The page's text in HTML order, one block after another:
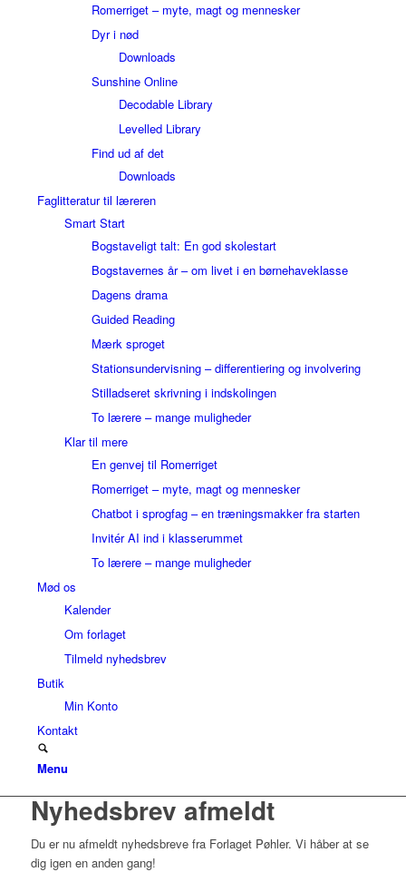
Romerriget – myte, magt og mennesker
Dyr i nød
Downloads
Sunshine Online
Decodable Library
Levelled Library
Find ud af det
Downloads
Faglitteratur til læreren
Smart Start
Bogstaveligt talt: En god skolestart
Bogstavernes år – om livet i en børnehaveklasse
Dagens drama
Guided Reading
Mærk sproget
Stationsundervisning – differentiering og involvering
Stilladseret skrivning i indskolingen
To lærere – mange muligheder
Klar til mere
En genvej til Romerriget
Romerriget – myte, magt og mennesker
Chatbot i sprogfag – en træningsmakker fra starten
Invitér AI ind i klasserummet
To lærere – mange muligheder
Mød os
Kalender
Om forlaget
Tilmeld nyhedsbrev
Butik
Min Konto
Kontakt
Menu
Nyhedsbrev afmeldt
Du er nu afmeldt nyhedsbreve fra Forlaget Pøhler. Vi håber at se
dig igen en anden gang!